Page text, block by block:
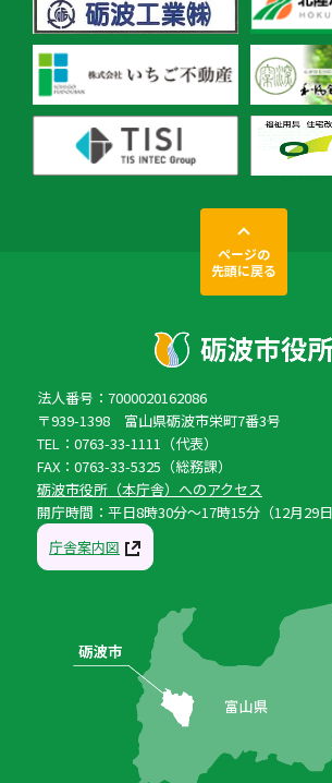
ページの
先頭に戻る
法人番号：7000020162086
〒939-1398 富山県砺波市栄町7番3号
TEL：0763-33-1111（代表）
FAX：0763-33-5325（総務課）
砺波市役所（本庁舎）へのアクセス
開庁時間：平日8時30分〜17時15分（12月29
庁舎案内図